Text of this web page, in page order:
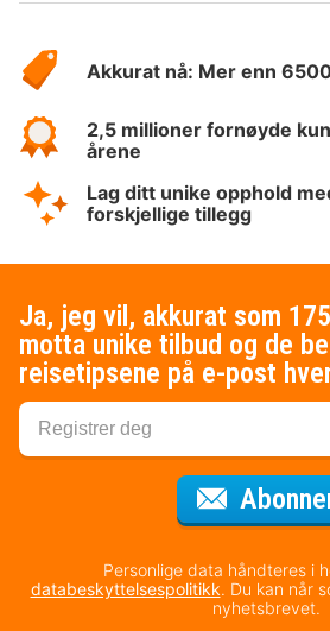
Hotelspecials
Akkurat nå: Mer enn
2,5 millioner fornøyde
årene
Lag ditt unike opphold
forskjellige tillegg
Ja, jeg vil, akkurat som
motta unike tilbud og de
reisetipsene på e-post
Personlige data håndteres i
databeskyttelsespolitikk. Du kan når
nyhetsbrevet.